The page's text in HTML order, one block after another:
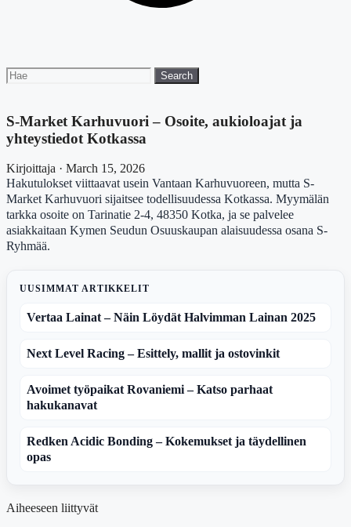
Search
for:
Search
S-Market Karhuvuori – Osoite, aukioloajat ja
yhteystiedot Kotkassa
Kirjoittaja · March 15, 2026
Hakutulokset viittaavat usein Vantaan Karhuvuoreen, mutta S-
Market Karhuvuori sijaitsee todellisuudessa Kotkassa. Myymälän
tarkka osoite on Tarinatie 2-4, 48350 Kotka, ja se palvelee
asiakkaitaan Kymen Seudun Osuuskaupan alaisuudessa osana S-
Ryhmää.
UUSIMMAT ARTIKKELIT
Vertaa Lainat – Näin Löydät Halvimman Lainan 2025
Next Level Racing – Esittely, mallit ja ostovinkit
Avoimet työpaikat Rovaniemi – Katso parhaat
hakukanavat
Redken Acidic Bonding – Kokemukset ja täydellinen
opas
Aiheeseen liittyvät